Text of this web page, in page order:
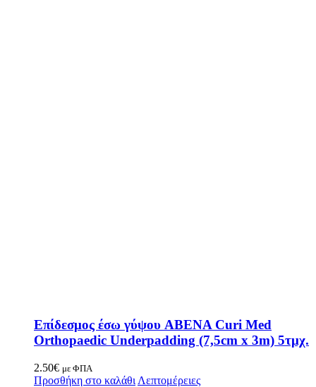
Επίδεσμος έσω γύψου ABENA Curi Med
Orthopaedic Underpadding (7,5cm x 3m) 5τμχ.
2.50€ με ΦΠΑ
Προσθήκη στο καλάθι Λεπτομέρειες